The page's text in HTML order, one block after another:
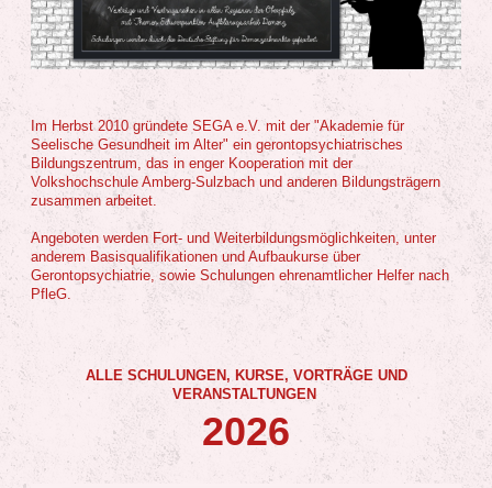
Im Herbst 2010 gründete SEGA e.V. mit der "Akademie für
Seelische Gesundheit im Alter" ein gerontopsychiatrisches
Bildungszentrum, das in enger Kooperation mit der
Volkshochschule Amberg-Sulzbach und anderen Bildungsträgern
zusammen arbeitet.
Angeboten werden Fort- und Weiterbildungsmöglichkeiten, unter
anderem Basisqualifikationen und Aufbaukurse über
Gerontopsychiatrie, sowie Schulungen ehrenamtlicher Helfer nach
PfleG.
ALLE SCHULUNGEN, KURSE, VORTRÄGE UND
VERANSTALTUNGEN
2026